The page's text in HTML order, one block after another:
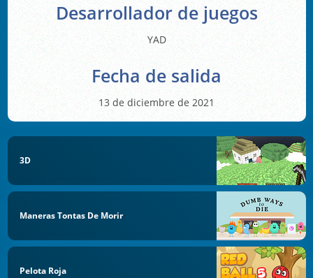
Desarrollador de juegos
YAD
Fecha de salida
13 de diciembre de 2021
3D
Maneras Tontas De Morir
Pelota Roja